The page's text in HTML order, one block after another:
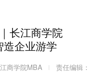
长江商学院
造企业游学
商学院MBA
责任编辑：